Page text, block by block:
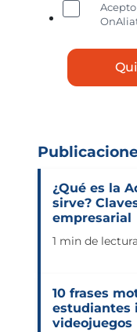
¿Qué es la
sirve?
empresarial
1 min de lectura
10 frases
estudiantes
videojuegos